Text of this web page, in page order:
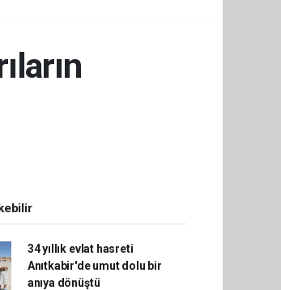
34 yıllık evlat hasreti
Anıtkabir'de umut dolu bir
anıya dönüştü